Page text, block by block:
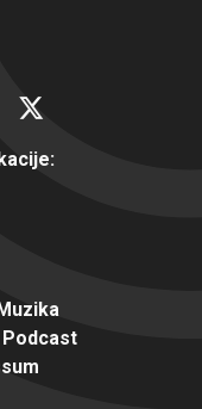
Muzika
Podcast